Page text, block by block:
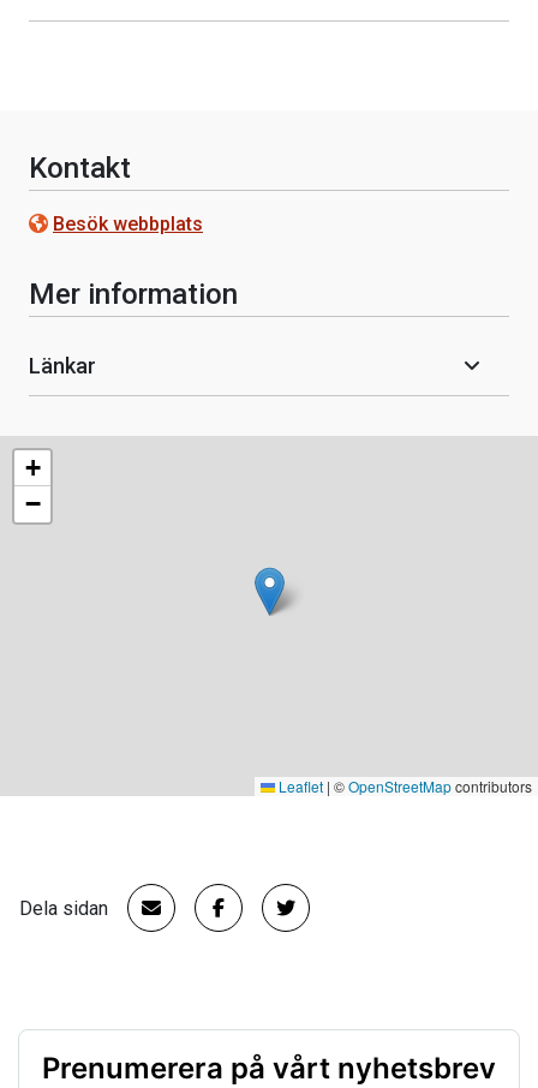
Kontakt
Besök webbplats
Mer information
Länkar
+
−
Leaflet | ©OpenStreetMapcontributors
Dela sidan
Prenumerera på vårt nyhetsbrev